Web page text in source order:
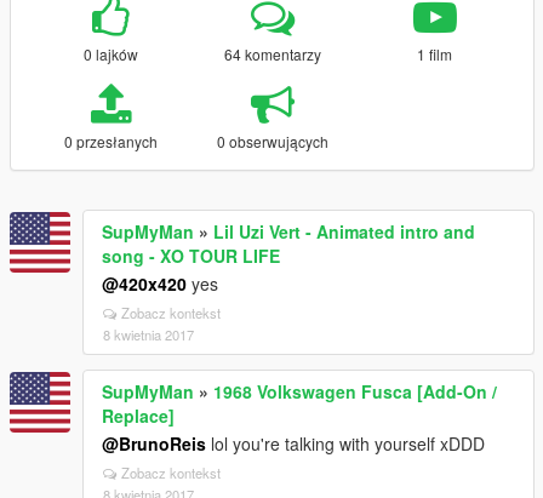
0 lajków 64 komentarzy 1 film
0 przesłanych 0 obserwujących
SupMyMan » Lil Uzi Vert - Animated intro and
song - XO TOUR LIFE
@420x420 yes
Zobacz kontekst
8 kwietnia 2017
SupMyMan » 1968 Volkswagen Fusca [Add-On /
Replace]
@BrunoReis lol you're talking with yourself xDDD
Zobacz kontekst